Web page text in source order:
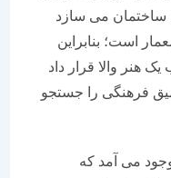
می سازد
بنابراین
والا قرار داد
را جستجو
آمد که